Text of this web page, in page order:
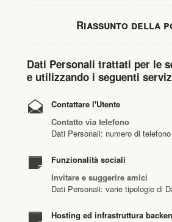
Riassunto della
Dati Personali trattati per le
e utilizzando i seguenti
Contattare l'Utente
Contatto via telefono
Dati Personali: numero di telefono
Funzionalità sociali
Invitare e suggerire amici
Dati Personali: varie tipologie di
Hosting ed infrastruttura